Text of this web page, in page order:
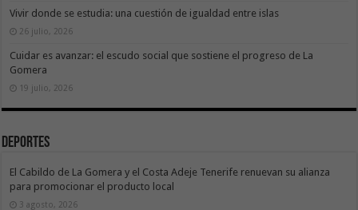
Vivir donde se estudia: una cuestión de igualdad entre islas
26 julio, 2026
Cuidar es avanzar: el escudo social que sostiene el progreso de La
Gomera
19 julio, 2026
Deportes
El Cabildo de La Gomera y el Costa Adeje Tenerife renuevan su alianza
para promocionar el producto local
3 agosto, 2026